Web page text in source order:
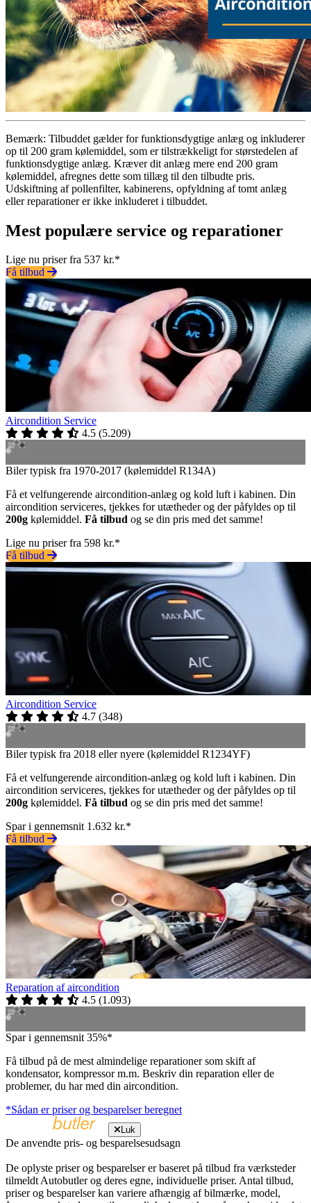
Bemærk: Tilbuddet gælder for funktionsdygtige anlæg og inkluderer
op til 200 gram kølemiddel, som er tilstrækkeligt for størstedelen af
funktionsdygtige anlæg. Kræver dit anlæg mere end 200 gram
kølemiddel, afregnes dette som tillæg til den tilbudte pris.
Udskiftning af pollenfilter, kabinerens, opfyldning af tomt anlæg
eller reparationer er ikke inkluderet i tilbuddet.
Mest populære service og reparationer
Lige nu priser fra 537 kr.*
Få tilbud
Aircondition Service
4.5 (5.209)
Biler typisk fra 1970-2017 (kølemiddel R134A)
Få et velfungerende aircondition-anlæg og kold luft i kabinen. Din
aircondition serviceres, tjekkes for utætheder og der påfyldes op til
200g kølemiddel. Få tilbud og se din pris med det samme!
Lige nu priser fra 598 kr.*
Få tilbud
Aircondition Service
4.7 (348)
Biler typisk fra 2018 eller nyere (kølemiddel R1234YF)
Få et velfungerende aircondition-anlæg og kold luft i kabinen. Din
aircondition serviceres, tjekkes for utætheder og der påfyldes op til
200g kølemiddel. Få tilbud og se din pris med det samme!
Spar i gennemsnit 1.632 kr.*
Få tilbud
Reparation af aircondition
4.5 (1.093)
Spar i gennemsnit 35%*
Få tilbud på de mest almindelige reparationer som skift af
kondensator, kompressor m.m. Beskriv din reparation eller de
problemer, du har med din aircondition.
*Sådan er priser og besparelser beregnet
Luk
De anvendte pris- og besparelsesudsagn
De oplyste priser og besparelser er baseret på tilbud fra værksteder
tilmeldt Autobutler og deres egne, individuelle priser. Antal tilbud,
priser og besparelser kan variere afhængig af bilmærke, model,